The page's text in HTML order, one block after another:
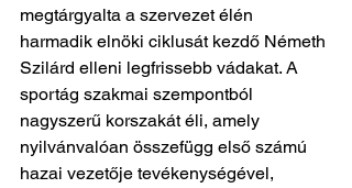
megtárgyalta a szervezet élén
harmadik elnöki ciklusát kezdő Németh
Szilárd elleni legfrissebb vádakat. A
sportág szakmai szempontból
nagyszerű korszakát éli, amely
nyilvánvalóan összefügg első számú
hazai vezetője tevékenységével,